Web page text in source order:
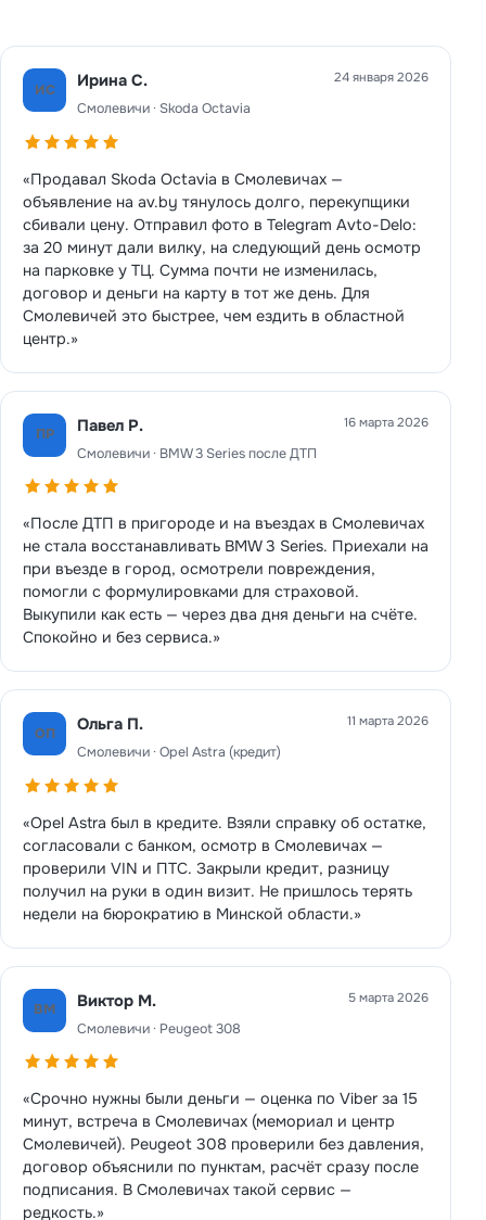
ИС Ирина С.
Смолевичи · Skoda Octavia
24 января 2026
«Продавал Skoda Octavia в Смолевичах —
объявление на av.by тянулось долго, перекупщики
сбивали цену. Отправил фото в Telegram Avto-Delo:
за 20 минут дали вилку, на следующий день осмотр
на парковке у ТЦ. Сумма почти не изменилась,
договор и деньги на карту в тот же день. Для
Смолевичей это быстрее, чем ездить в областной
центр.»
ПР Павел Р.
Смолевичи · BMW 3 Series после ДТП
16 марта 2026
«После ДТП в пригороде и на въездах в Смолевичах
не стала восстанавливать BMW 3 Series. Приехали на
при въезде в город, осмотрели повреждения,
помогли с формулировками для страховой.
Выкупили как есть — через два дня деньги на счёте.
Спокойно и без сервиса.»
ОП Ольга П.
Смолевичи · Opel Astra (кредит)
11 марта 2026
«Opel Astra был в кредите. Взяли справку об остатке,
согласовали с банком, осмотр в Смолевичах —
проверили VIN и ПТС. Закрыли кредит, разницу
получил на руки в один визит. Не пришлось терять
недели на бюрократию в Минской области.»
ВМ Виктор М.
Смолевичи · Peugeot 308
5 марта 2026
«Срочно нужны были деньги — оценка по Viber за 15
минут, встреча в Смолевичах (мемориал и центр
Смолевичей). Peugeot 308 проверили без давления,
договор объяснили по пунктам, расчёт сразу после
подписания. В Смолевичах такой сервис —
редкость.»